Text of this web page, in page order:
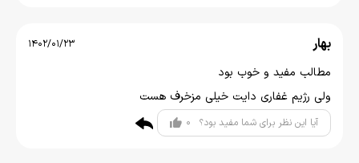
بهار 1402/01/23
مطالب مفید و خوب بود
ولی رژیم غفاری دایت خیلی مزخرف هست
آیا این نظر برای شما مفید بود؟ 0